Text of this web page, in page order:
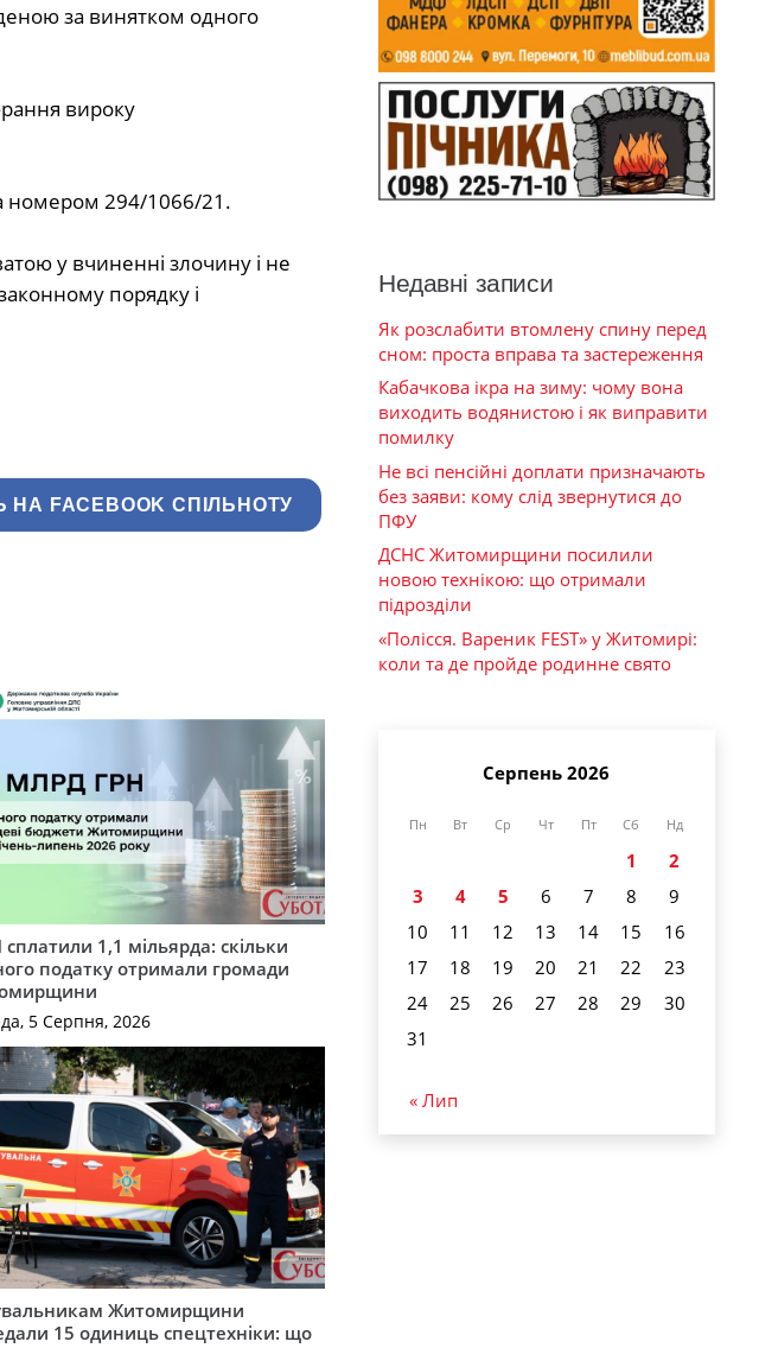
за винятком одного
вироку
номером 294/1066/21.
у вчиненні злочину і не
порядку і
НА FACEBOOK СПІЛЬНОТУ
1,1 мільярда: скільки
податку отримали громади
5 Серпня, 2026
Житомирщини
15 одиниць спецтехніки: що
Недавні записи
Як розслабити втомлену спину перед
сном: проста вправа та застереження
Кабачкова ікра на зиму: чому вона
виходить водянистою і як виправити
помилку
Не всі пенсійні доплати призначають
без заяви: кому слід звернутися до
ПФУ
ДСНС Житомирщини посилили
новою технікою: що отримали
підрозділи
«Полісся. Вареник FEST» у Житомирі:
коли та де пройде родинне свято
Серпень 2026
Пн Вт Ср Чт Пт Сб Нд
1
2
3
4 5 6 7 8
9
10
11 12 13 14 15
16
17
18 19 20 21 22
23
24
25 26 27 28 29
30
31
« Лип